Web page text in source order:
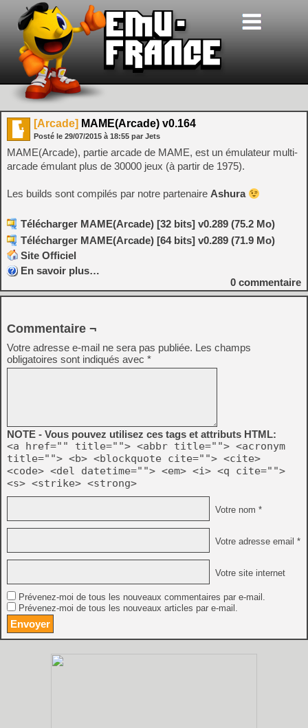
[Arcade] MAME(Arcade) v0.164
Posté le 29/07/2015 à 18:55 par Jets
MAME(Arcade), partie arcade de MAME, est un émulateur multi-
arcade émulant plus de 30000 jeux (à partir de 1975).
Les builds sont compilés par notre partenaire Ashura
Télécharger MAME(Arcade) [32 bits] v0.289 (75.2 Mo)
Télécharger MAME(Arcade) [64 bits] v0.289 (71.9 Mo)
Site Officiel
En savoir plus…
0 commentaire
Commentaire ¬
Votre adresse e-mail ne sera pas publiée. Les champs
obligatoires sont indiqués avec *
NOTE - Vous pouvez utilisez ces tags et attributs HTML:
<a href="" title=""> <abbr title=""> <acronym
title=""> <b> <blockquote cite=""> <cite>
<code> <del datetime=""> <em> <i> <q cite="">
<s> <strike> <strong>
Votre nom *
Votre adresse email *
Votre site internet
Prévenez-moi de tous les nouveaux commentaires par e-mail.
Prévenez-moi de tous les nouveaux articles par e-mail.